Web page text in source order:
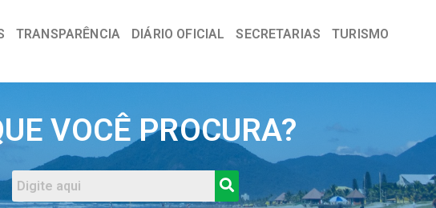
TRANSPARÊNCIA DIÁRIO OFICIAL SECRETARIAS TURISMO
VOCÊ PROCURA?